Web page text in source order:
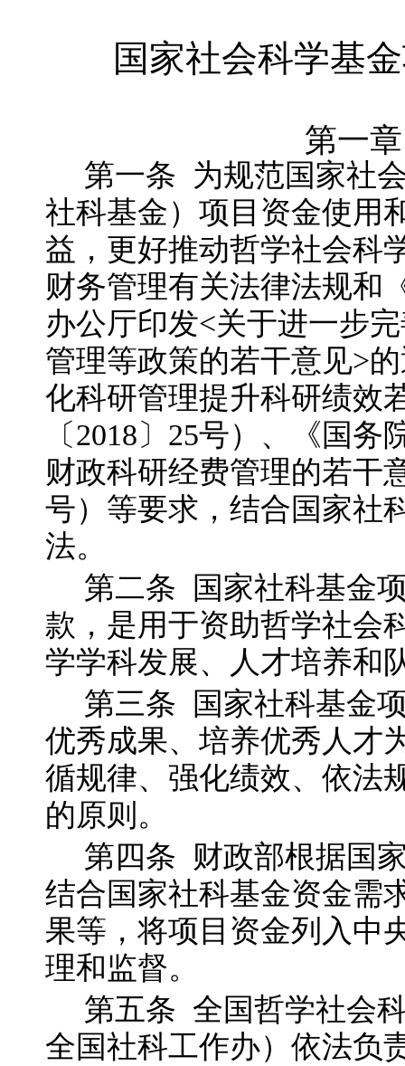
国家社会科学基
第一章
第一条 为规范国家社
社科基金）项目资金使用
益，更好推动哲学社会科
财务管理有关法律法规和
办公厅印发<关于进一步
管理等政策的若干意见>
化科研管理提升科研绩效
〔2018〕25号）、《国
财政科研经费管理的若干
号）等要求，结合国家社
法。
第二条
国家社科基金
款，是用于资助哲学社会
学学科发展、人才培养和
第三条
国家社科基金
优秀成果、培养优秀人才
循规律、强化绩效、依法
的原则。
第四条
财政部根据国
结合国家社科基金资金需
果等，将项目资金列入中
理和监督。
第五条 全国哲学社会
全国社科工作办）依法负